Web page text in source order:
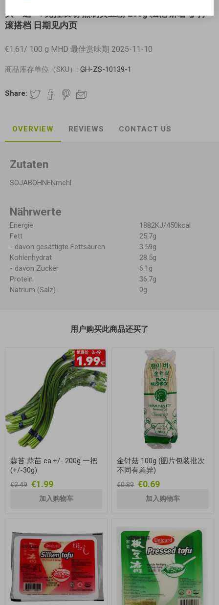
买一送一! 克拉农场 熟制黄豆粉 200g 糍粑 麻薯 驴打
滚搭档 日期见内页
€1.61/ 100 g MHD 最佳赏味期 2025-11-10
商品库存单位（SKU）: GH-ZS-10139-1
Share:
OVERVIEW REVIEWS CONTACT US
Zutaten
SOJABOHNENmehl
Nährwerte
Energie
1882KJ/450kcal
Fett
- davon gesättigte Fettsäuren
25.7g
3.59g
Kohlenhydrat
- davon Zucker
28.5g
6.1g
Protein
36.7g
Natrium (Salz)
0g
用户购买此商品还买了
蒜苔 蒜苗 ca.+/- 200g 一把
(+/-30g)
€2.49 €1.99
金针菇 100g (图片包装批次
不同有差异)
€0.89 €0.69